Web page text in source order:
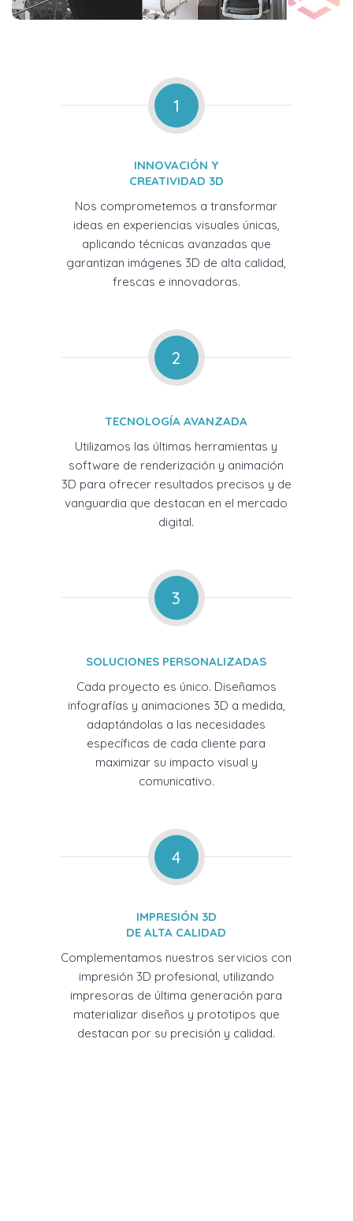
1
INNOVACIÓN Y
CREATIVIDAD 3D
Nos comprometemos a transformar
ideas en experiencias visuales únicas,
aplicando técnicas avanzadas que
garantizan imágenes 3D de alta calidad,
frescas e innovadoras.
2
TECNOLOGÍA AVANZADA
Utilizamos las últimas herramientas y
software de renderización y animación
3D para ofrecer resultados precisos y de
vanguardia que destacan en el mercado
digital.
3
SOLUCIONES PERSONALIZADAS
Cada proyecto es único. Diseñamos
infografías y animaciones 3D a medida,
adaptándolas a las necesidades
específicas de cada cliente para
maximizar su impacto visual y
comunicativo.
4
IMPRESIÓN 3D
DE ALTA CALIDAD
Complementamos nuestros servicios con
impresión 3D profesional, utilizando
impresoras de última generación para
materializar diseños y prototipos que
destacan por su precisión y calidad.